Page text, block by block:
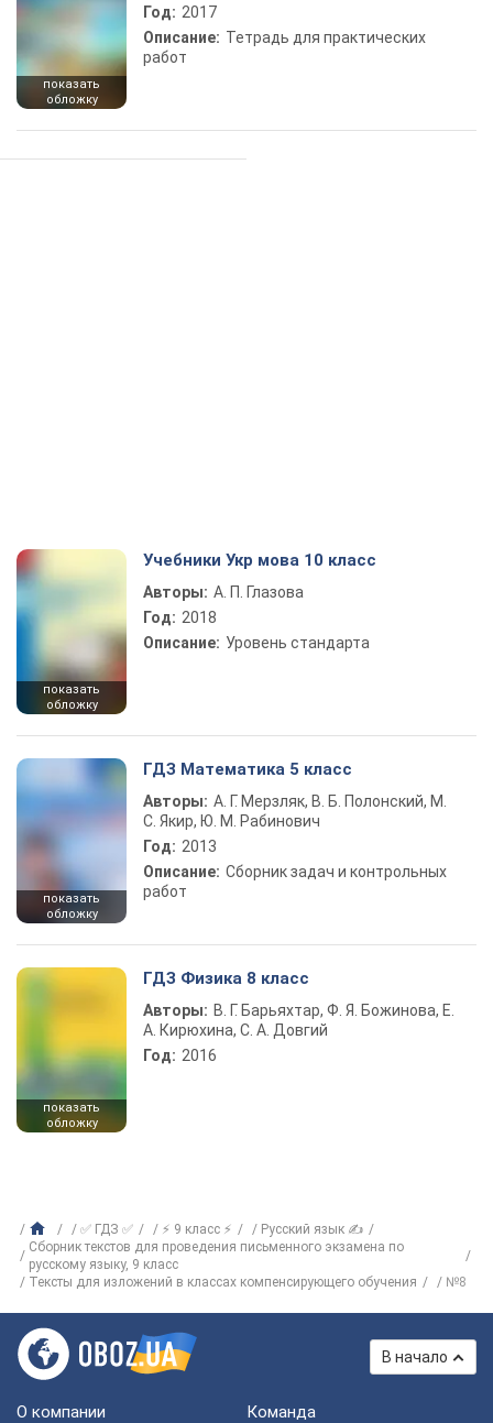
показать
обложку
Год: 2017
Описание: Тетрадь для практических
работ
показать
обложку
Учебники Укр мова 10 класс
Авторы: А. П. Глазова
Год: 2018
Описание: Уровень стандарта
показать
обложку
ГДЗ Математика 5 класс
Авторы: А. Г. Мерзляк, В. Б. Полонский, М.
С. Якир, Ю. М. Рабинович
Год: 2013
Описание: Сборник задач и контрольных
работ
показать
обложку
ГДЗ Физика 8 класс
Авторы: В. Г. Барьяхтар, Ф. Я. Божинова, Е.
А. Кирюхина, С. А. Довгий
Год: 2016
✅ ГДЗ ✅ ⚡ 9 класс ⚡
Русский язык ✍
Сборник текстов для проведения письменного экзамена по
русскому языку, 9 класс
Тексты для изложений в классах компенсирующего обучения
№8
В начало
О компании Команда